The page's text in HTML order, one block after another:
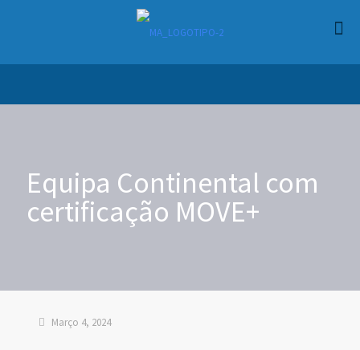
Equipa Continental com
certificação MOVE+
Março 4, 2024